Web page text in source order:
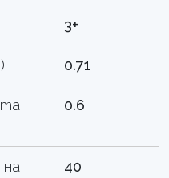
3+
0.71
0.6
40